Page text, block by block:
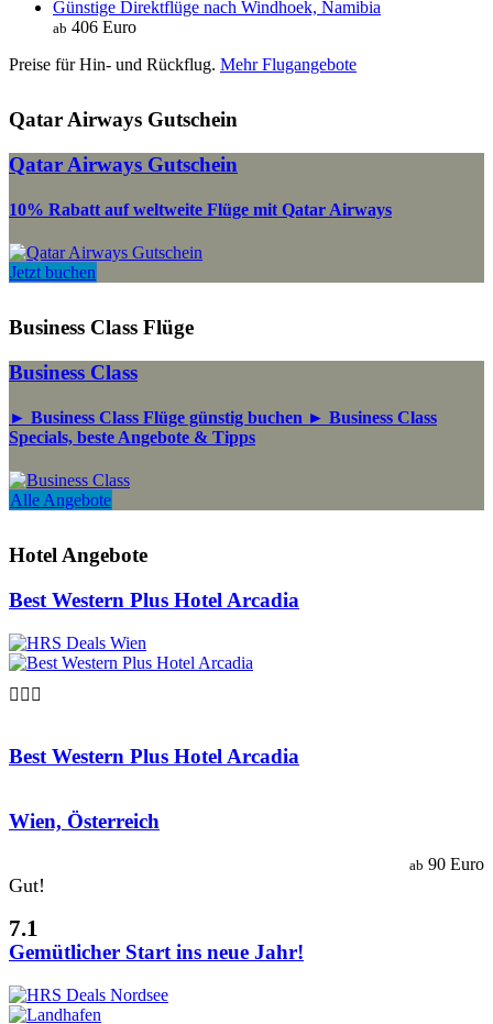
Günstige Direktflüge nach Windhoek, Namibia
ab 406 Euro
Preise für Hin- und Rückflug. Mehr Flugangebote
Qatar Airways Gutschein
Qatar Airways Gutschein
10% Rabatt auf weltweite Flüge mit Qatar Airways
Jetzt buchen
Business Class Flüge
Business Class
► Business Class Flüge günstig buchen ► Business Class
Specials, beste Angebote & Tipps
Alle Angebote
Hotel Angebote
Best Western Plus Hotel Arcadia

Best Western Plus Hotel Arcadia
Wien, Österreich
Gut!
7.1
ab 90 Euro
Gemütlicher Start ins neue Jahr!